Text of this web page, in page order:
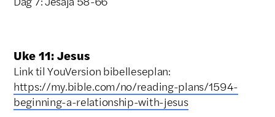
Uke 11: Jesus
Link til YouVersion bibelleseplan:
https://my.bible.com/no/reading-plans/1594-
beginning-a-relationship-with-jesus